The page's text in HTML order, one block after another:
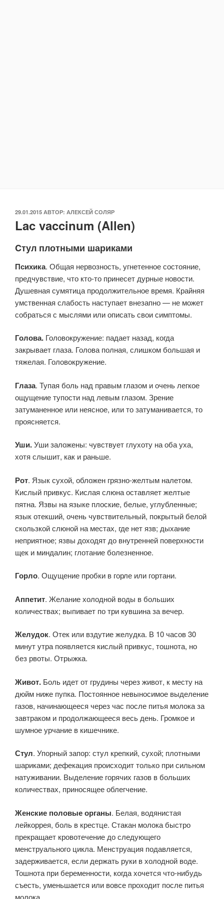
ОПУБЛИКОВАНО
29.01.2015 АВТОР: АЛЕКСЕЙ СОЛЯР
Lac vaccinum (Allen)
Cтул плотными шариками
Психика. Общая нервозность, угнетенное состояние,
предчувствие, что кто-то принесет дурные новости.
Душевная сумятица продолжительное время. Крайняя
умственная слабость наступает внезапно — не может
собраться с мыслями или описать свои симптомы.
Голова. Головокружение: падает назад, когда
закрывает глаза. Голова полная, слишком большая и
тяжелая. Головокружение.
Глаза. Тупая боль над правым глазом и очень легкое
ощущение тупости над левым глазом. Зрение
затуманенное или неясное, или то затуманивается, то
проясняется.
Уши.Уши заложены: чувствует глухоту на оба уха,
хотя слышит, как и раньше.
Рот. Язык сухой, обложен грязно-желтым налетом.
Кислый привкус. Кислая слюна оставляет желтые
пятна. Язвы на языке плоские, белые, углубленные;
язык отекший, очень чувствительный, покрытый белой
скользкой слюной на местах, где нет язв; дыхание
неприятное; язвы доходят до внутренней поверхности
щек и миндалин; глотание болезненное.
Горло. Ощущение пробки в горле или гортани.
Аппетит. Желание холодной воды в больших
количествах; выпивает по три кувшина за вечер.
Желудок. Отек или вздутие желудка. В 10 часов 30
минут утра появляется кислый привкус, тошнота, но
без рвоты. Отрыжка.
Живот. Боль идет от грудины через живот, к месту на
дюйм ниже пупка. Постоянное невыносимое выделение
газов, начинающееся через час после питья молока за
завтраком и продолжающееся весь день. Громкое и
шумное урчание в кишечнике.
Стул. Упорный запор: стул крепкий, сухой; плотными
шариками; дефекация происходит только при сильном
натуживании. Выделение горячих газов в больших
количествах, приносящее облегчение.
Женские половые органы. Белая, водянистая
лейкоррея, боль в крестце. Стакан молока быстро
прекращает кровотечение до следующего
менструального цикла. Менструация подавляется,
задерживается, если держать руки в холодной воде.
Тошнота при беременности, когда хочется что-нибудь
съесть, уменьшается или вовсе проходит после питья
молока.